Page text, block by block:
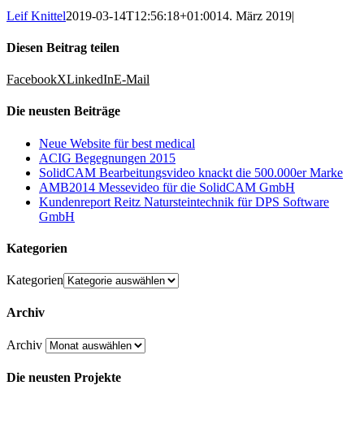
Leif Knittel2019-03-14T12:56:18+01:0014. März 2019|
Diesen Beitrag teilen
FacebookXLinkedInE-Mail
Die neusten Beiträge
Neue Website für best medical
ACIG Begegnungen 2015
SolidCAM Bearbeitungsvideo knackt die 500.000er Marke
AMB2014 Messevideo für die SolidCAM GmbH
Kundenreport Reitz Natursteintechnik für DPS Software
GmbH
Kategorien
Kategorien
Archiv
Archiv
Die neusten Projekte